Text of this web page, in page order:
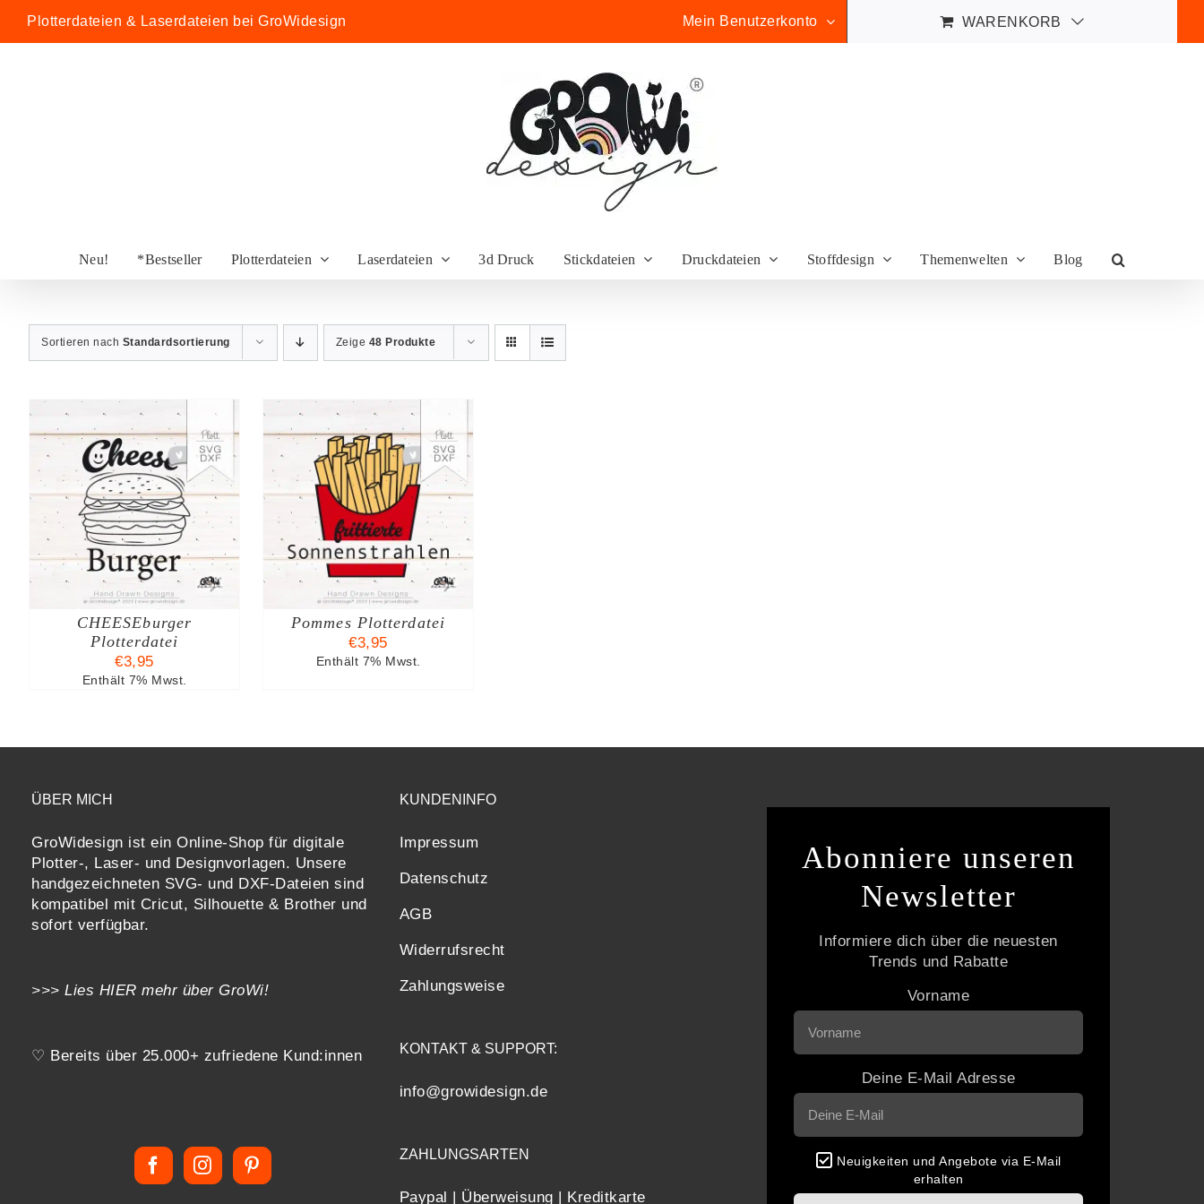
Inhalt
Plotterdateien & Laserdateien bei GroWidesign Mein Benutzerkonto WARENKORB
Neu! *Bestseller Plotterdateien Laserdateien 3d Druck Stickdateien Druckdateien Stoffdesign Themenwelten Blog
Sortieren nach Standardsortierung Zeige 48 Produkte
CHEESEburger
Plotterdatei
€3,95
Enthält 7% Mwst.
IN DEN WARENKORB
/
DETAILS
Pommes Plotterdatei
€3,95
Enthält 7% Mwst.
ÜBER MICH
GroWidesign ist ein Online-Shop für digitale
Plotter-, Laser- und Designvorlagen. Unsere
handgezeichneten SVG- und DXF-Dateien sind
kompatibel mit Cricut, Silhouette & Brother und
sofort verfügbar.
>>> Lies HIER mehr über GroWi!
♡ Bereits über 25.000+ zufriedene Kund:innen
KUNDENINFO
Impressum
Datenschutz
AGB
Widerrufsrecht
Zahlungsweise
KONTAKT & SUPPORT:
info@growidesign.de
ZAHLUNGSARTEN
Paypal | Überweisung | Kreditkarte
Abonniere unseren
Newsletter
Informiere dich über die neuesten
Trends und Rabatte
Vorname
Deine E-Mail Adresse
Neuigkeiten und Angebote via E-Mail
erhalten